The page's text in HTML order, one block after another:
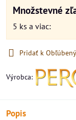
Množstevné
5 ks a viac:
Pridať k
Výrobca:
Popis